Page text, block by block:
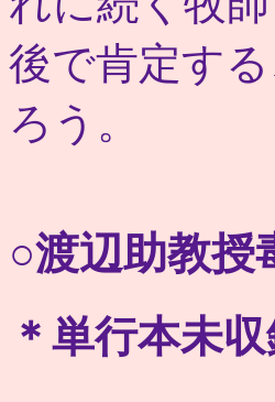
後で肯定す
ろう。
○渡辺助教
＊単行本未